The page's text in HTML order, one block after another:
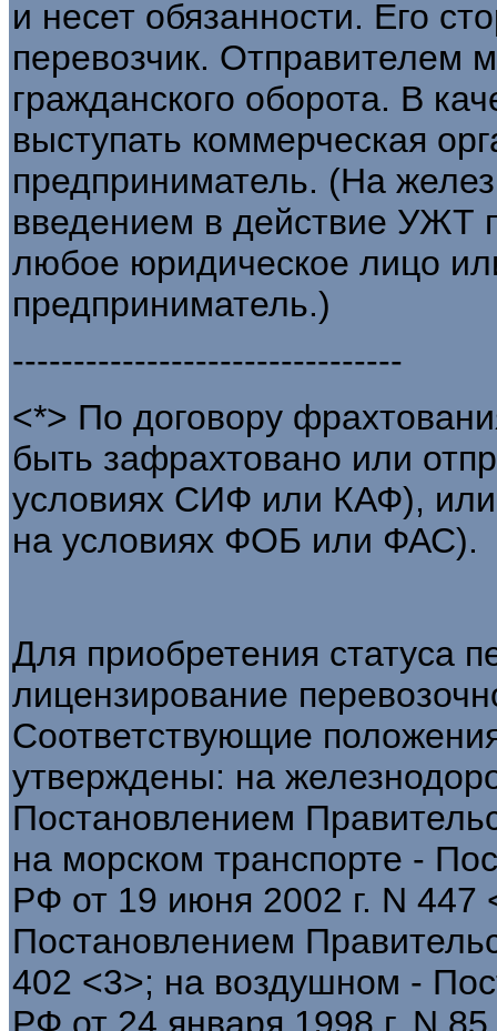
и несет обязанности. Его
перевозчик. Отправителем
гражданского оборота. В
выступать коммерческая
предприниматель. (На
введением в действие УЖТ
любое юридическое лицо
предприниматель.)
--------------------------------
<*> По договору
быть зафрахтовано или
условиях СИФ или КАФ), или
на условиях ФОБ или ФАС).
Для приобретения статуса
лицензирование
Соответствующие
утверждены: на
Постановлением
на морском транспорте -
РФ от 19 июня 2002 г. N
Постановлением
402 <3>; на воздушном -
РФ от 24 января 1998 г. N